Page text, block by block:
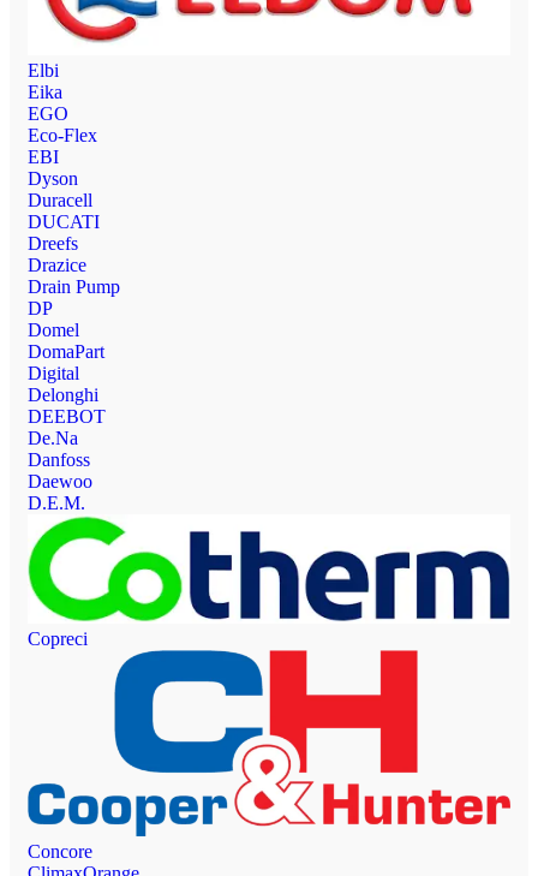
Elbi
Eika
EGO
Eco-Flex
EBI
Dyson
Duracell
DUCATI
Dreefs
Drazice
Drain Pump
DP
Domel
DomaPart
Digital
Delonghi
DEEBOT
De.Na
Danfoss
Daewoo
D.E.M.
Copreci
Concore